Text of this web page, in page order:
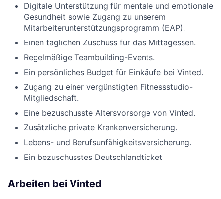
Digitale Unterstützung für mentale und emotionale
Gesundheit sowie Zugang zu unserem
Mitarbeiterunterstützungsprogramm (EAP).
Einen täglichen Zuschuss für das Mittagessen.
Regelmäßige Teambuilding-Events.
Ein persönliches Budget für Einkäufe bei Vinted.
Zugang zu einer vergünstigten Fitnessstudio-
Mitgliedschaft.
Eine bezuschusste Altersvorsorge von Vinted.
Zusätzliche private Krankenversicherung.
Lebens- und Berufsunfähigkeitsversicherung.
Ein bezuschusstes Deutschlandticket
Arbeiten bei Vinted